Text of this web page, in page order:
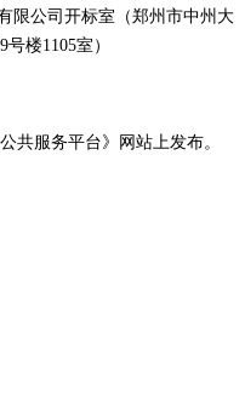
限公司开标室（郑州市中州大
楼1105室）
共服务平台》网站上发布。